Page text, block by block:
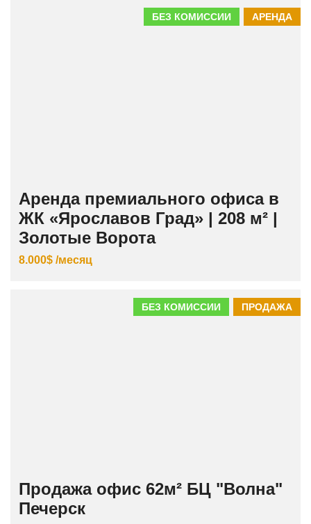
АРЕНДА
БЕЗ КОМИССИИ
Аренда премиального офиса в
ЖК «Ярославов Град» | 208 м² |
Золотые Ворота
8.000$ /месяц
ПРОДАЖА
БЕЗ КОМИССИИ
Продажа офис 62м² БЦ "Волна"
Печерск